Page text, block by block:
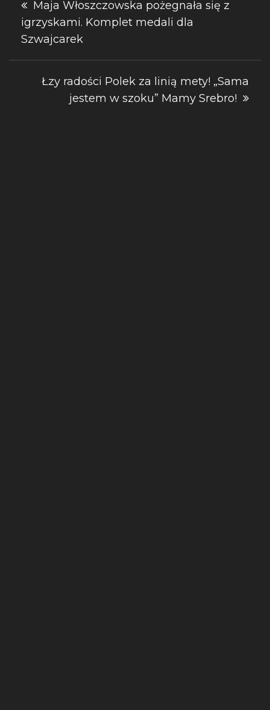
wpisu
Maja Włoszczowska pożegnała się z
igrzyskami. Komplet medali dla
Szwajcarek
Łzy radości Polek za linią mety! „Sama
jestem w szoku” Mamy Srebro!